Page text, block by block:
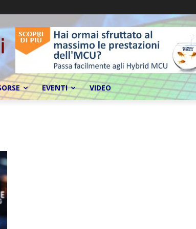
EVENTI VIDEO